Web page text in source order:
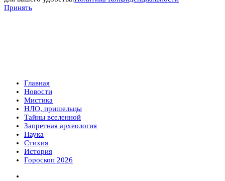
Принять
Главная
Новости
Мистика
НЛО, пришельцы
Тайны вселенной
Запретная археология
Наука
Стихия
История
Гороскоп 2026